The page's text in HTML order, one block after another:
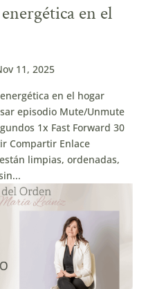
en el
11, 2025
en el hogar
episodio Mute/Unmute
1x Fast Forward 30
Compartir Enlace
limpias, ordenadas,